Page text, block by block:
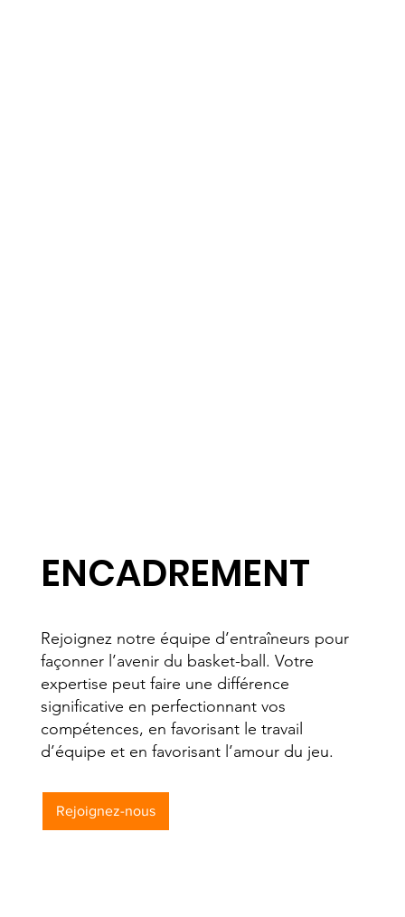
ENCADREMENT
Rejoignez notre équipe d’entraîneurs pour
façonner l’avenir du basket-ball. Votre
expertise peut faire une différence
significative en perfectionnant vos
compétences, en favorisant le travail
d’équipe et en favorisant l’amour du jeu.
Rejoignez-nous